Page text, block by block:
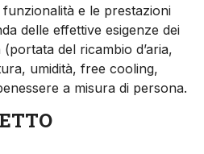
e le prestazioni
delle effettive esigenze dei
del ricambio d’aria,
umidità, free cooling,
a misura di persona.